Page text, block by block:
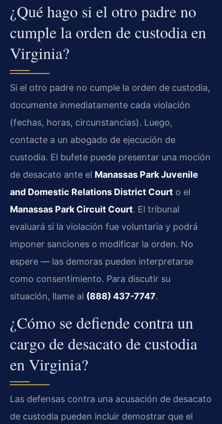
¿Qué hago si el otro padre no
cumple la orden de custodia en
Virginia?
Si el otro padre no cumple la orden de custodia,
documente inmediatamente cada violación
(fechas, horas, circunstancias). Luego,
contacte a un abogado de ejecución de
custodia. El bufete puede presentar una moción
de desacato ante el Manassas Park Juvenile
and Domestic Relations District Court o el
Manassas Park Circuit Court. El tribunal
evaluará si la violación fue voluntaria y podrá
imponer sanciones o modificar la orden. No
espere — las demoras pueden interpretarse
como consentimiento. Para discutir su
situación, llame al (888) 437-7747.
¿Cómo se defiende contra un
cargo de desacato de custodia
en Virginia?
Las defensas contra una acusación de desacato
de custodia pueden incluir demostrar que el